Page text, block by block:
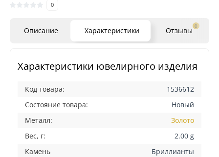
0
Описание Характеристики Отзывы 0
Характеристики ювелирного изделия
Код товара:
1536612
Состояние товара:
Новый
Металл:
Золото
Вес, г:
2.00 g
Камень
Бриллианты